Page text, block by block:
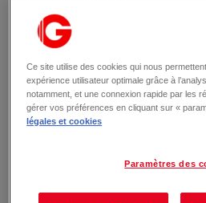
Pas encore
Ce site utilise des cookies qui nous
expérience utilisateur optimale grâce à
notamment, et une connexion rapide par les
gérer vos préférences en cliquant sur «
légales et cookies
Paramètres des